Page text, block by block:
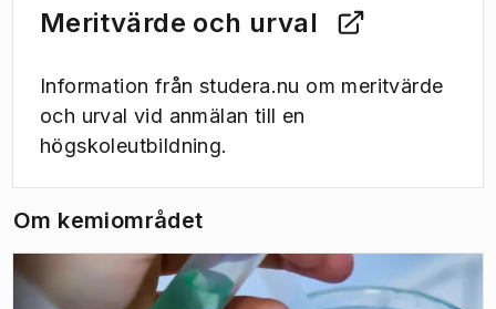
Meritvärde och urval
Information från studera.nu om meritvärde
och urval vid anmälan till en
högskoleutbildning.
Om kemiområdet